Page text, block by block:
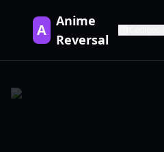
A Anime
Reversal